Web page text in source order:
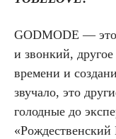
GODMODE —
и звонкий,
времени и
звучало, это
голодные до
«Рождественский